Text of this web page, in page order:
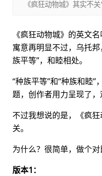
《疯狂动物城》其实不
《疯狂动物城》的英文
寓意再明显不过，乌托
族平等”，和睦相处。
“种族平等”和“种族和睦
题，创作者用力呈现了，
不过我想说的是，《疯
关。
为什么？很简单，做个对
版本1：